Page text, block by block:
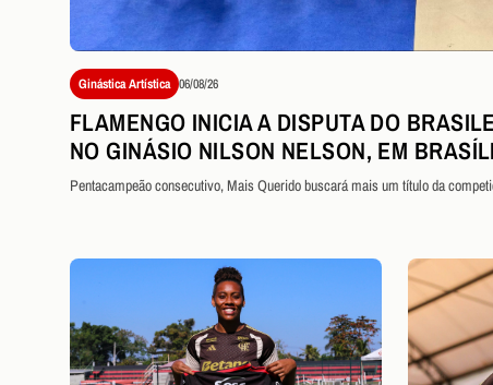
Ginástica Artística 06/08/26
FLAMENGO INICIA A DISPUTA DO
NO GINÁSIO NILSON NELSON, EM
Pentacampeão consecutivo, Mais Querido buscará mais um título da